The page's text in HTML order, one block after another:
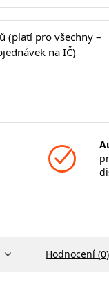
(platí pro všechny –
na IČ)
Hodnocení (0)